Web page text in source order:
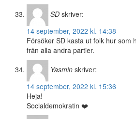
SD skriver:
14 september, 2022 kl. 14:38
Försöker SD kasta ut folk hur som
från alla andra partier.
Yasmin skriver:
14 september, 2022 kl. 15:36
Heja!
Socialdemokratin ❤️